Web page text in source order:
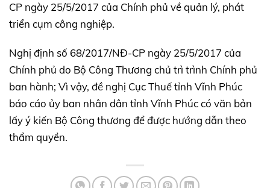
CP ngày 25/5/2017 của Chính phủ về quản lý, phát
triển cụm công nghiệp.
Nghị định số 68/2017/NĐ-CP ngày 25/5/2017 của
Chính phủ do Bộ Công Thương chủ trì trình Chính phủ
ban hành; Vì vậy, đề nghị Cục Thuế tỉnh Vĩnh Phúc
báo cáo ủy ban nhân dân tỉnh Vĩnh Phúc có văn bản
lấy ý kiến Bộ Công thương để được hướng dẫn theo
thẩm quyền.